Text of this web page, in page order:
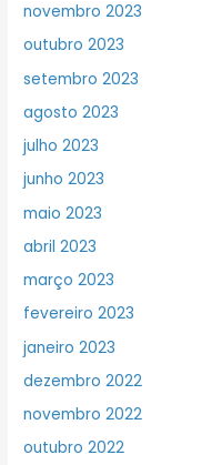
novembro 2023
outubro 2023
setembro 2023
agosto 2023
julho 2023
junho 2023
maio 2023
abril 2023
março 2023
fevereiro 2023
janeiro 2023
dezembro 2022
novembro 2022
outubro 2022